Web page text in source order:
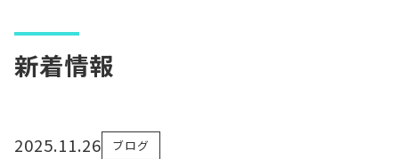
新着情報
2025.11.26 ブログ